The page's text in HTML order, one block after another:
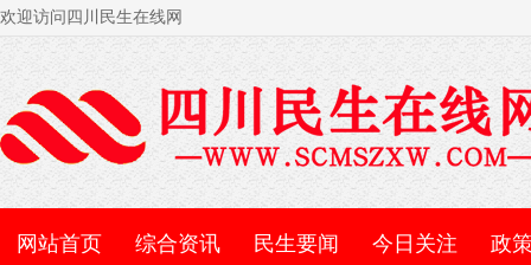
欢迎访问四川民生在线网
网站首页 综合资讯 民生要闻 今日关注 政